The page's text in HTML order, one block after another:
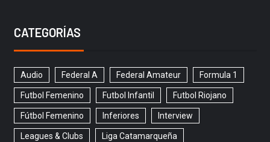
CATEGORÍAS
Audio Federal A Federal Amateur Formula 1
Futbol Femenino Futbol Infantil Futbol Riojano
Fútbol Femenino Inferiores Interview
Leagues & Clubs Liga Catamarqueña